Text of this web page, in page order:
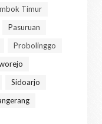
Timur
Pasuruan
Probolinggo
Sidoarjo